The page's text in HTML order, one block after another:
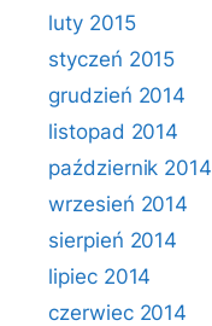
luty 2015
styczeń 2015
grudzień 2014
listopad 2014
październik 2014
wrzesień 2014
sierpień 2014
lipiec 2014
czerwiec 2014